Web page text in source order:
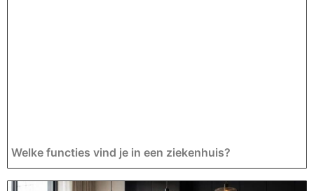
Welke functies vind je in een ziekenhuis?